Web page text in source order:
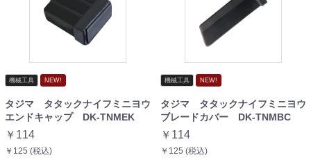
機械工具 NEW!
タジマ タタックナイフミニヨウ
エンドキャップ DK-TNMEK
￥114
￥125 (税込)
機械工具 NEW!
タジマ タタックナイフミニヨウ
ブレードカバー DK-TNMBC
￥114
￥125 (税込)